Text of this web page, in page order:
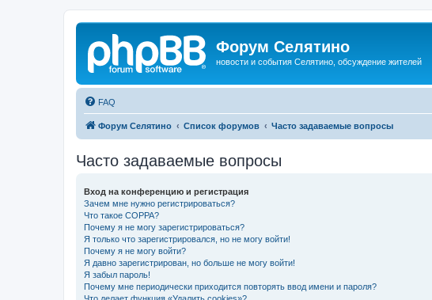
Форум Селятино
новости и события Селятино, обсуждение жителей
FAQ
Форум Селятино Список форумов Часто задаваемые вопросы
Часто задаваемые вопросы
Вход на конференцию и регистрация
Зачем мне нужно регистрироваться?
Что такое COPPA?
Почему я не могу зарегистрироваться?
Я только что зарегистрировался, но не могу войти!
Почему я не могу войти?
Я давно зарегистрирован, но больше не могу войти!
Я забыл пароль!
Почему мне периодически приходится повторять ввод имени и пароля?
Что делает функция «Удалить cookies»?